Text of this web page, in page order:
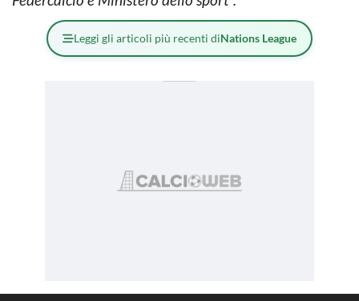
Leggi gli articoli più recenti diNations League